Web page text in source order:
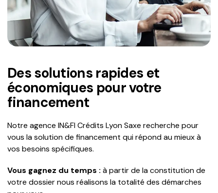
Des solutions rapides et
économiques pour votre
financement
Notre agence IN&FI Crédits Lyon Saxe recherche pour
vous la solution de financement qui répond au mieux à
vos besoins spécifiques.
Vous gagnez du temps : à partir de la constitution de
votre dossier nous réalisons la totalité des démarches